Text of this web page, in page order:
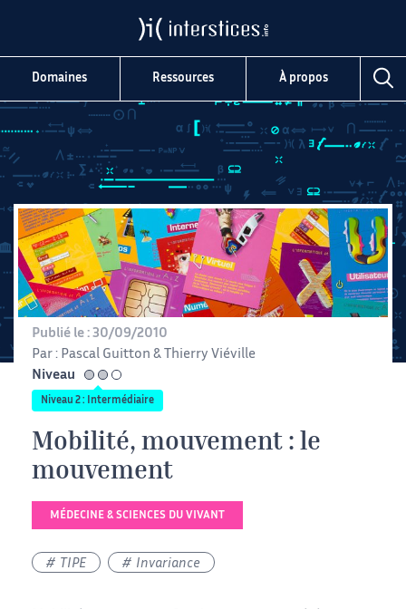
Domaines Ressources À propos
Publié le : 30/09/2010
Par : Pascal Guitton &
Thierry Viéville
Niveau
intermédiaire
Niveau 2 : Intermédiaire
Mobilité, mouvement : le
mouvement
MÉDECINE & SCIENCES DU VIVANT
TIPE Invariance